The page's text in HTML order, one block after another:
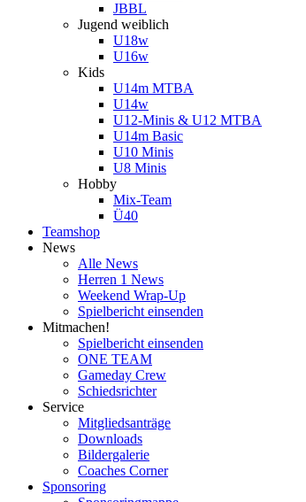
JBBL
Jugend weiblich
U18w
U16w
Kids
U14m MTBA
U14w
U12-Minis & U12 MTBA
U14m Basic
U10 Minis
U8 Minis
Hobby
Mix-Team
Ü40
Teamshop
News
Alle News
Herren 1 News
Weekend Wrap-Up
Spielbericht einsenden
Mitmachen!
Spielbericht einsenden
ONE TEAM
Gameday Crew
Schiedsrichter
Service
Mitgliedsanträge
Downloads
Bildergalerie
Coaches Corner
Sponsoring